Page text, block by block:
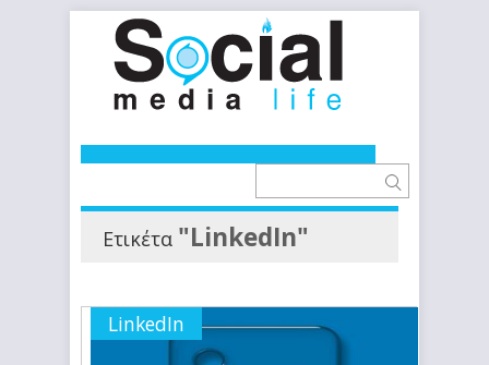
Ετικέτα "LinkedIn"
LinkedIn